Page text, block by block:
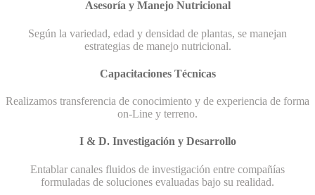
Asesoría y Manejo Nutricional
Según la variedad, edad y densidad de plantas, se manejan
estrategias de manejo nutricional.
Capacitaciones Técnicas
Realizamos transferencia de conocimiento y de experiencia de forma
on-Line y terreno.
I & D. Investigación y Desarrollo
Entablar canales fluidos de investigación entre compañías
formuladas de soluciones evaluadas bajo su realidad.